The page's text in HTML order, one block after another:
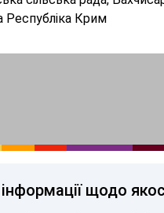
Крим
щодо